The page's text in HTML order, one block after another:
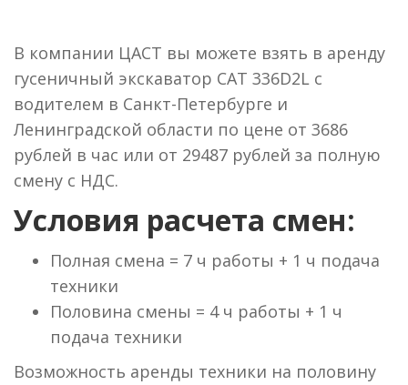
В компании ЦАСТ вы можете взять в аренду
гусеничный экскаватор CAT 336D2L с
водителем в Санкт-Петербурге и
Ленинградской области по цене от 3686
рублей в час или от 29487 рублей за полную
смену с НДС.
Условия расчета смен:
Полная смена = 7 ч работы + 1 ч подача
техники
Половина смены = 4 ч работы + 1 ч
подача техники
Возможность аренды техники на половину